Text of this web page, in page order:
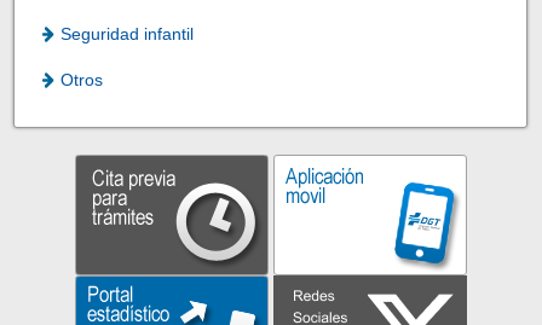
Seguridad infantil
Otros